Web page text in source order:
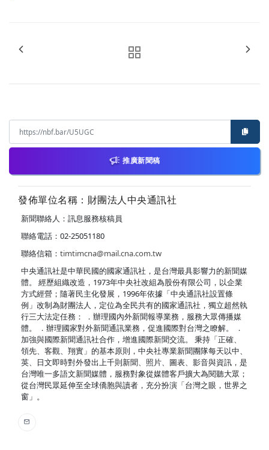
推廣新聞稿
發佈單位名稱：財團法人中央通訊社
新聞聯絡人：訊息服務核稿員
聯絡電話：02-25051180
聯絡信箱： timtimcna@mail.cna.com.tw
中央通訊社是中華民國的國家通訊社，是台灣最具影響力的新聞媒
體。 經歷組織改造，1973年中央社改組為股份有限公司，以企業
方式經營；隨著民主化發展，1996年依據「中央通訊社設置條
例」改制為財團法人，定位為全民共有的國家通訊社，獨立超然執
行三大法定任務： ．辦理國內外新聞報導業務，服務大眾傳播媒
體。 ．辦理國家對外新聞通訊業務，促進國際對台灣之瞭解。 ．
加強與國際新聞通訊社合作，增進國際新聞交流。 秉持「正確、
領先、客觀、翔實」的基本原則，中央社專業新聞團隊每天以中、
英、日文即時對外發出上千則新聞、照片、圖表、影音與資訊，是
台灣唯一多語文新聞媒體，服務對象從媒體客戶擴大為閱聽大眾；
從台灣民眾延伸至全球僑胞與讀者，充分扮演「台灣之眼，世界之
窗」。